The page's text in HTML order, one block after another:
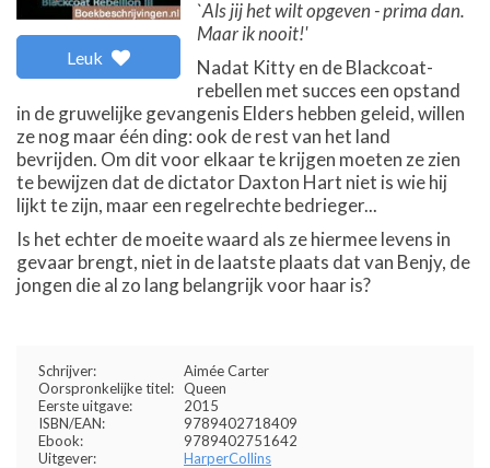
Leuk
`Als jij het wilt opgeven - prima dan.
Maar ik nooit!'
Nadat Kitty en de Blackcoat-
rebellen met succes een opstand
in de gruwelijke gevangenis Elders hebben geleid, willen
ze nog maar één ding: ook de rest van het land
bevrijden. Om dit voor elkaar te krijgen moeten ze zien
te bewijzen dat de dictator Daxton Hart niet is wie hij
lijkt te zijn, maar een regelrechte bedrieger...
Is het echter de moeite waard als ze hiermee levens in
gevaar brengt, niet in de laatste plaats dat van Benjy, de
jongen die al zo lang belangrijk voor haar is?
Schrijver:
Aimée Carter
Oorspronkelijke titel: Queen
Eerste uitgave:
2015
ISBN/EAN:
9789402718409
Ebook:
9789402751642
Uitgever:
HarperCollins